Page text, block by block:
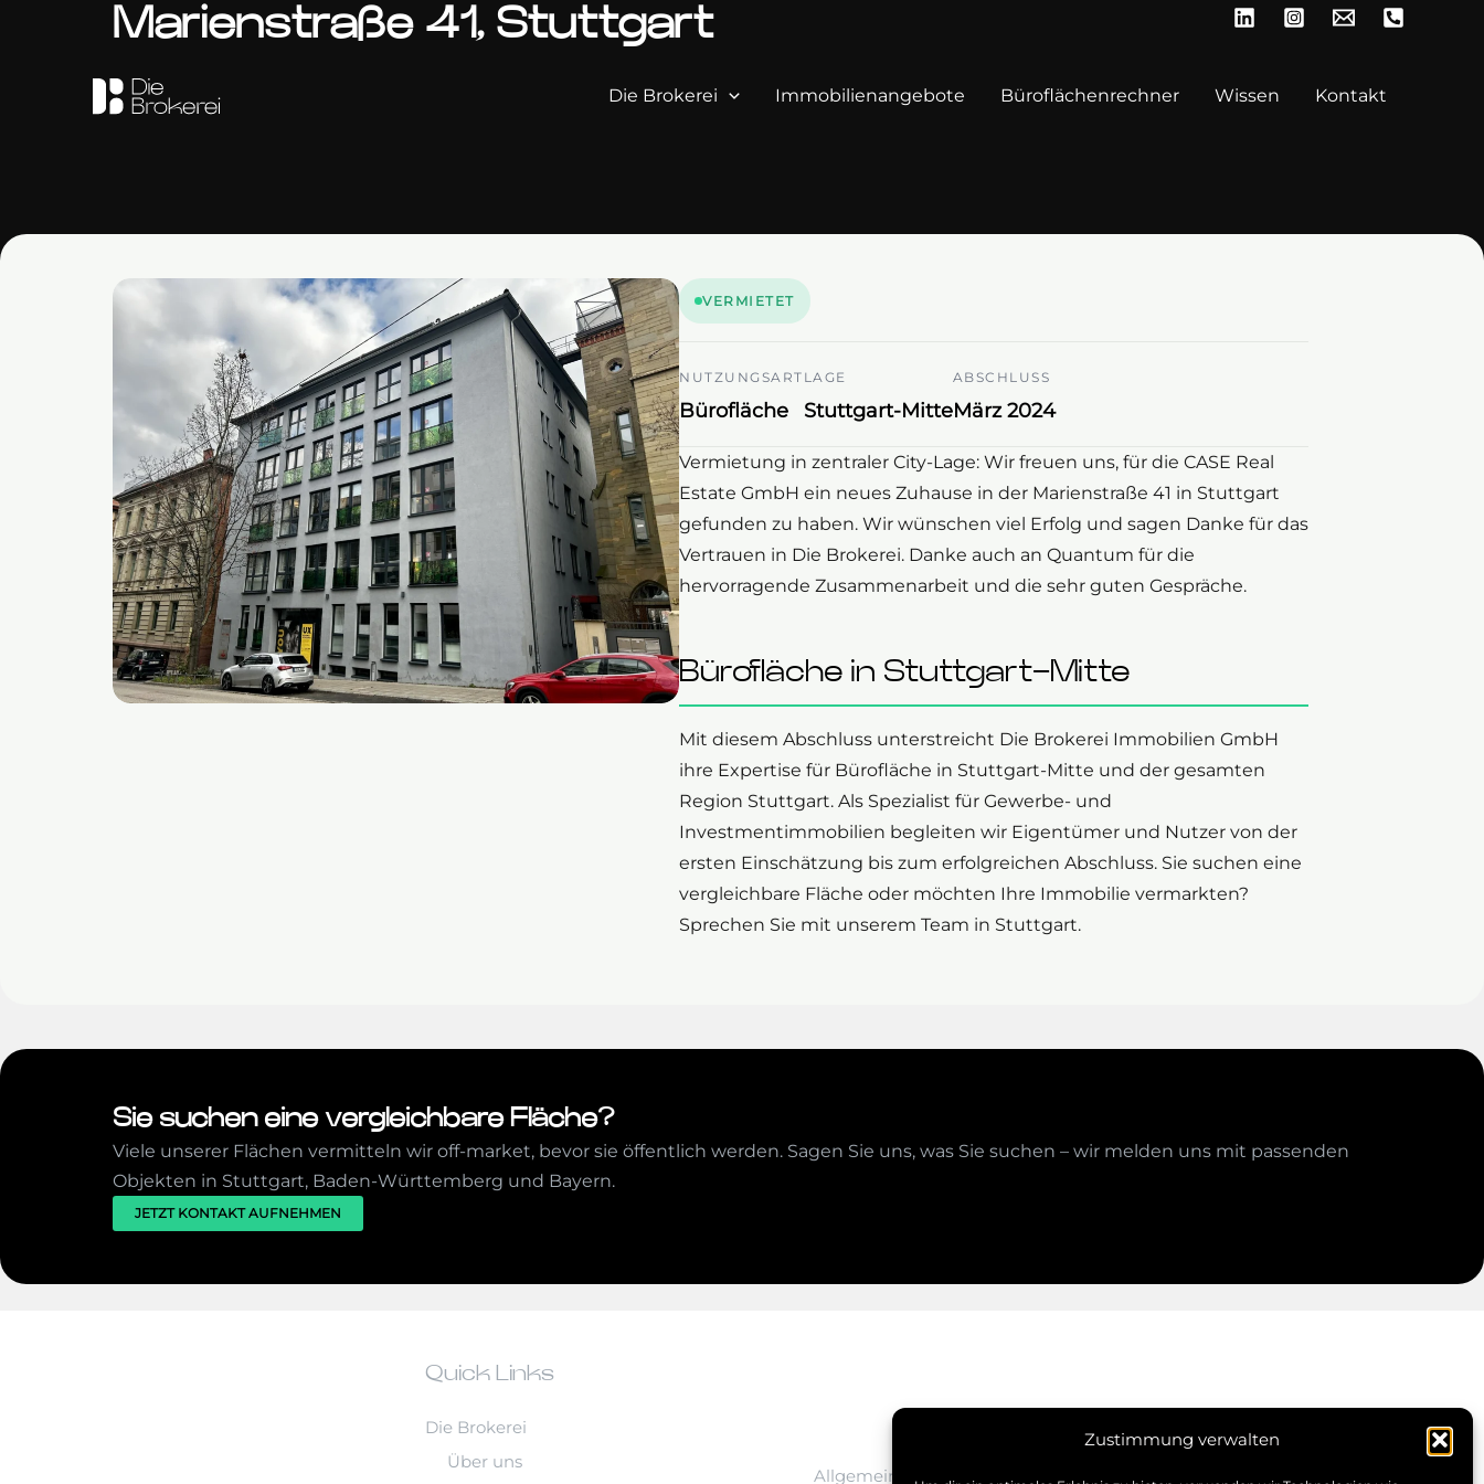
Zustimmung verwalten
Die Brokerei
Immobilienangebote Büroflächenrechner Wissen Kontakt
Marienstraße 41, Stuttgart
VERMIETET
NUTZUNGSART
Bürofläche
LAGE
Stuttgart-Mitte
ABSCHLUSS
März 2024
Vermietung in zentraler City-Lage: Wir freuen uns, für die CASE Real
Estate GmbH ein neues Zuhause in der Marienstraße 41 in Stuttgart
gefunden zu haben. Wir wünschen viel Erfolg und sagen Danke für das
Vertrauen in Die Brokerei. Danke auch an Quantum für die
hervorragende Zusammenarbeit und die sehr guten Gespräche.
Bürofläche in Stuttgart-Mitte
Mit diesem Abschluss unterstreicht Die Brokerei Immobilien GmbH
ihre Expertise für Bürofläche in Stuttgart-Mitte und der gesamten
Region Stuttgart. Als Spezialist für Gewerbe- und
Investmentimmobilien begleiten wir Eigentümer und Nutzer von der
ersten Einschätzung bis zum erfolgreichen Abschluss. Sie suchen eine
vergleichbare Fläche oder möchten Ihre Immobilie vermarkten?
Sprechen Sie mit unserem Team in Stuttgart.
Sie suchen eine vergleichbare Fläche?
Viele unserer Flächen vermitteln wir off-market, bevor sie öffentlich werden. Sagen Sie uns, was Sie suchen – wir melden uns mit passenden
Objekten in Stuttgart, Baden-Württemberg und Bayern.
JETZT KONTAKT AUFNEHMEN
Quick Links
Die Brokerei
Über uns
Allgemeine